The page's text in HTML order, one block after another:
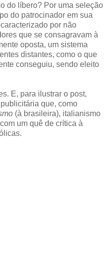
do líbero? Por uma seleção
do patrocinador em sua
por não
que se consagravam à
oposta, um sistema
distantes, como o que
conseguiu, sendo eleito
E, para ilustrar o post,
que, como
(à brasileira), italianismo
um quê de crítica à